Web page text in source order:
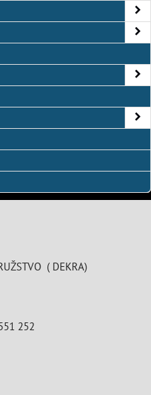
( DEKRA)
252